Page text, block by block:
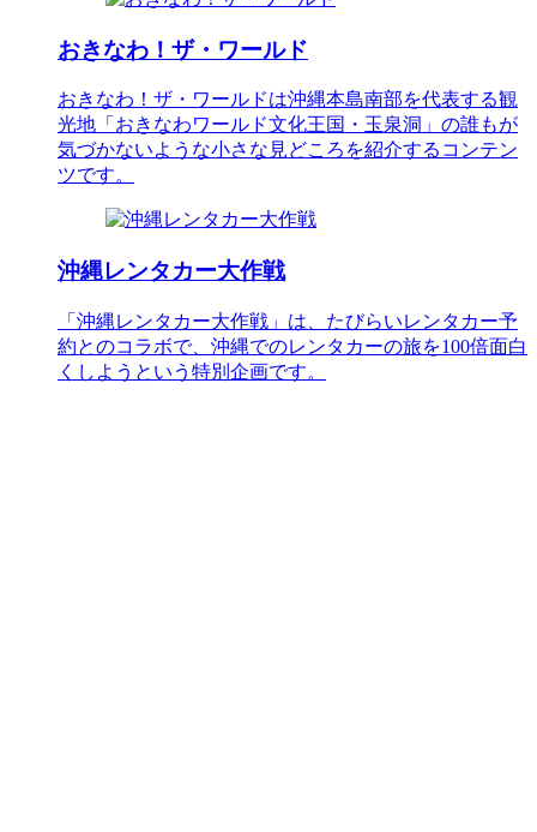
おきなわ！ザ・ワールド
おきなわ！ザ・ワールドは沖縄本島南部を代表する観
光地「おきなわワールド文化王国・玉泉洞」の誰もが
気づかないような小さな見どころを紹介するコンテン
ツです。
沖縄レンタカー大作戦
「沖縄レンタカー大作戦」は、たびらいレンタカー予
約とのコラボで、沖縄でのレンタカーの旅を100倍面白
くしようという特別企画です。